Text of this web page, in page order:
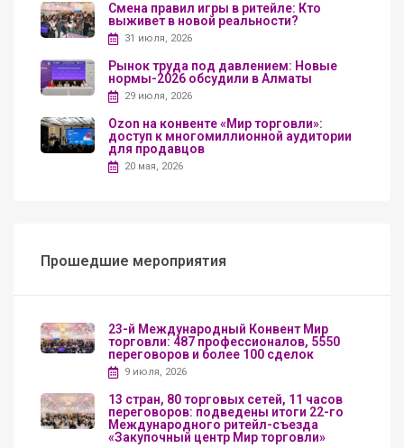
Смена правил игры в ритейле: Кто
выживет в новой реальности?
31 июля, 2026
Рынок труда под давлением: Новые
нормы-2026 обсудили в Алматы
29 июля, 2026
Ozon на конвенте «Мир торговли»:
доступ к многомиллионной аудитории
для продавцов
20 мая, 2026
Прошедшие мероприятия
23-й Международный Конвент Мир
торговли: 487 профессионалов, 5550
переговоров и более 100 сделок
9 июля, 2026
13 стран, 80 торговых сетей, 11 часов
переговоров: подведены итоги 22-го
Международного ритейл-съезда
«Закупочный центр Мир торговли»